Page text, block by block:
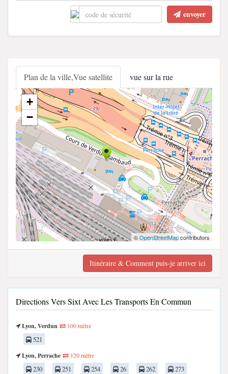
envoyer
Plan de la ville,Vue satellite vue sur la rue
+
−
©OpenStreetMapcontributors
Itinéraire & Comment puis-je arriver ici
Directions Vers Sixt Avec Les Transports En Commun
Lyon, Verdun 100 mètre
521
Lyon, Perrache
120 mètre
230 251 254 26 262
273